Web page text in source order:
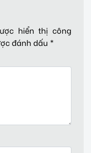
hiển thị công
đánh dấu *